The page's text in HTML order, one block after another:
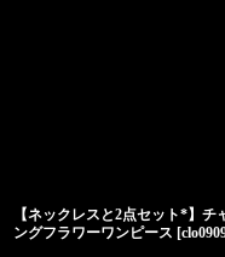
【ネックレスと2点セット*】チ
ングフラワーワンピース [